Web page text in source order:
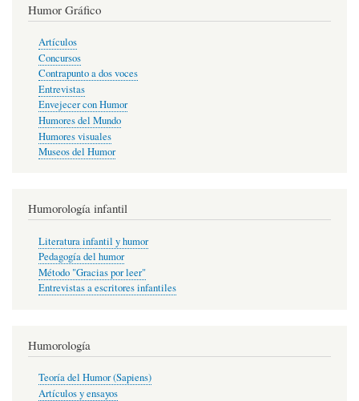
Humor Gráfico
Artículos
Concursos
Contrapunto a dos voces
Entrevistas
Envejecer con Humor
Humores del Mundo
Humores visuales
Museos del Humor
Humorología infantil
Literatura infantil y humor
Pedagogía del humor
Método "Gracias por leer"
Entrevistas a escritores infantiles
Humorología
Teoría del Humor (Sapiens)
Artículos y ensayos